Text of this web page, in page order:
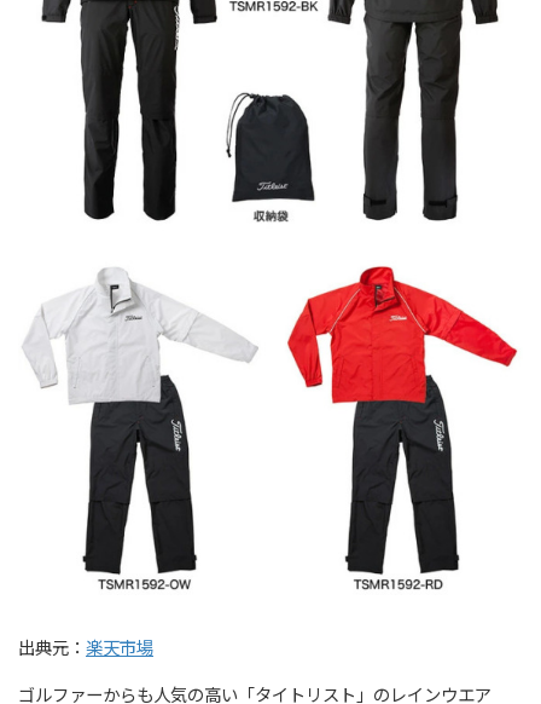
出典元： 楽天市場
ゴルファーからも人気の高い「タイトリスト」のレインウエア